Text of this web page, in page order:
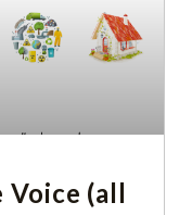
Voice (all